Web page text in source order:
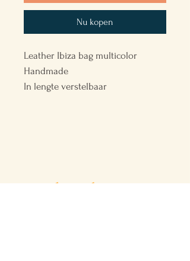
Nu kopen
Leather Ibiza bag multicolor
Handmade
In lengte verstelbaar
Back to the Future